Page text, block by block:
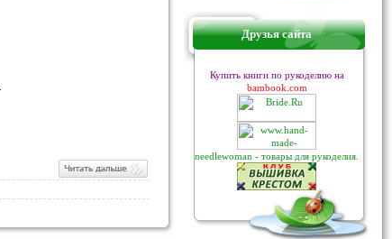
Друзья сайта
Купить книги по рукоделию на
bambook.com
needlewoman - товары для рукоделия.